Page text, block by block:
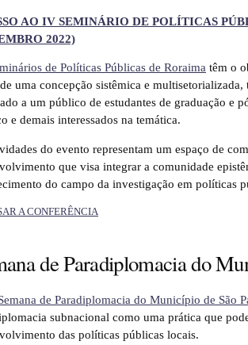
AO IV SEMINÁRIO DE POLÍTICAS
2022)
de Políticas Públicas de Roraima têm o
uma concepção sistêmica e
a um público de estudantes de graduação e
e demais interessados na temática.
do evento representam um espaço de
que visa integrar a comunidade
do campo da investigação em políticas
A CONFERÊNCIA
de Paradiplomacia do
de Paradiplomacia do Município de São
subnacional como uma prática que
das políticas públicas locais.